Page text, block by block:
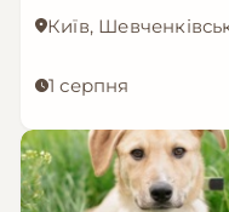
Київ,
1 серпня